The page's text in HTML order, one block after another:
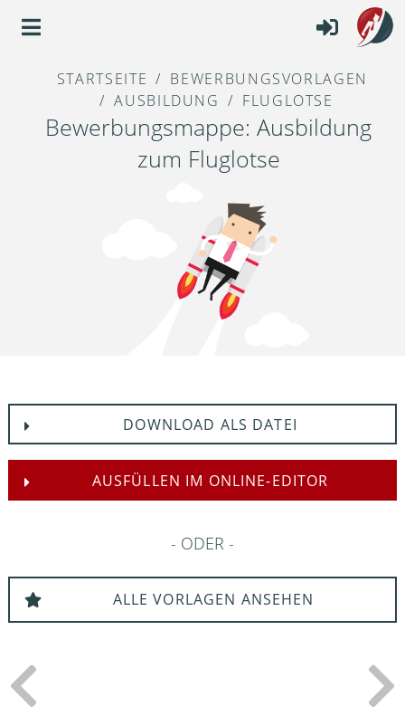
STARTSEITE
BEWERBUNGSVORLAGEN
AUSBILDUNG
FLUGLOTSE
Bewerbungsmappe: Ausbildung
zum Fluglotse
DOWNLOAD ALS DATEI
AUSFÜLLEN IM ONLINE-EDITOR
ODER
ALLE VORLAGEN ANSEHEN